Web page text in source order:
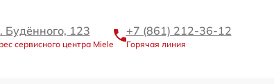
Будённого, 123
сервисного центра Miele
+7 (861) 212-36-12
Горячая линия